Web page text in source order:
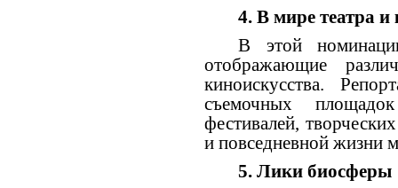
4. В мире театра и
В этой
отображающие
киноискусства.
съемочных
фестивалей,
и повседневной жизни
5. Лики биосферы